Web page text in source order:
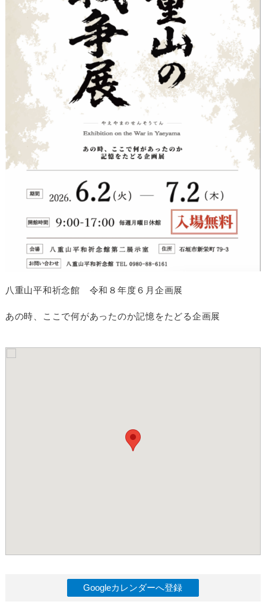
八重山平和祈念館 令和８年度６月企画展
あの時、ここで何があったのか記憶をたどる企画展
Googleカレンダーへ登録